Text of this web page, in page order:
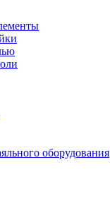
оборудования